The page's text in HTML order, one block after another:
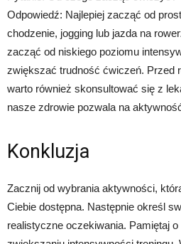
Odpowiedź: Najlepiej zacząć od
chodzenie, jogging lub jazda na
zacząć od niskiego poziomu
zwiększać trudność ćwiczeń. Przed
warto również skonsultować się z
nasze zdrowie pozwala na
Konkluzja
Zacznij od wybrania aktywności,
Ciebie dostępna. Następnie określ
realistyczne oczekiwania. Pamiętaj